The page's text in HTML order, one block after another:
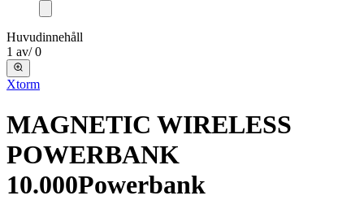
Huvudinnehåll
1 av/ 0
Xtorm
MAGNETIC WIRELESS
POWERBANK
10.000Powerbank